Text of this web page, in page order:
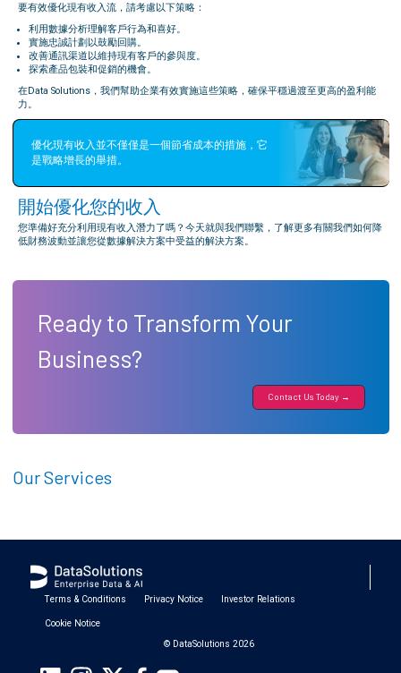
要有效優化現有收入流，請考慮以下策略：
利用數據分析理解客戶行為和喜好。
實施忠誠計劃以鼓勵回購。
改善通訊渠道以維持現有客戶的參與度。
探索產品包裝和促銷的機會。
在Data Solutions，我們幫助企業有效實施這些策略，確保平穩過渡至更高的盈利能
力。
優化現有收入並不僅僅是一個節省成本的措施，它
是戰略增長的舉措。
開始優化您的收入
您準備好充分利用現有收入潛力了嗎？今天就與我們聯繫，了解更多有關我們如何降
低財務波動並讓您從數據解決方案中受益的解決方案。
Ready to Transform Your
Business?
Contact Us Today →
Our Services
Terms & Conditions Privacy Notice Investor Relations
Cookie Notice
© DataSolutions 2026